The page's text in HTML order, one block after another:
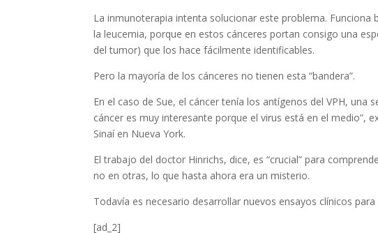
La inmunoterapia intenta solucionar este problema.
la leucemia, porque en estos cánceres portan consigo una
del tumor) que los hace fácilmente identificables.
Pero la mayoría de los cánceres no tienen esta “bandera”.
En el caso de Sue, el cáncer tenía los antígenos del VPH, una
cáncer es muy interesante porque el virus está en el medio”,
Sinaí en Nueva York.
El trabajo del doctor Hinrichs, dice, es “crucial” para
no en otras, lo que hasta ahora era un misterio.
Todavía es necesario desarrollar nuevos ensayos clínicos
[ad_2]